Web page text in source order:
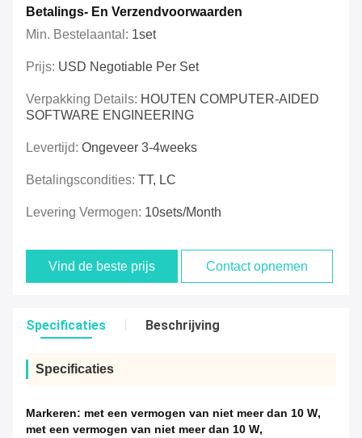
Betalings- En Verzendvoorwaarden
Min. Bestelaantal: 1set
Prijs: USD Negotiable Per Set
Verpakking Details: HOUTEN COMPUTER-AIDED
SOFTWARE ENGINEERING
Levertijd: Ongeveer 3-4weeks
Betalingscondities: TT, LC
Levering Vermogen: 10sets/month
Vind de beste prijs Contact opnemen
Specificaties Beschrijving
Specificaties
Markeren: met een vermogen van niet meer dan 10 W,
met een vermogen van niet meer dan 10 W,